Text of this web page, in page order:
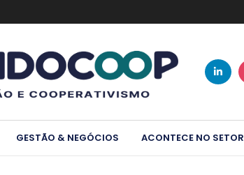
GESTÃO & NEGÓCIOS ACONTECE NO SETOR